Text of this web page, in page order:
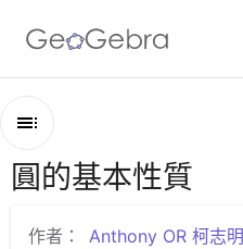
Google Classroom
GeoGebra Classroom
綱
圓的基本性質
圓的基本性質
作者：
Anthony OR 柯志明